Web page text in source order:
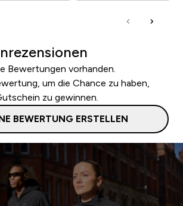
Bewertungen vorhanden.
um die Chance zu haben,
zu gewinnen.
BEWERTUNG ERSTELLEN